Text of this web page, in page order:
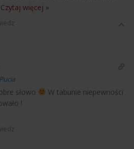
Czytaj więcej »
słowo
W tabunie niepewności
!